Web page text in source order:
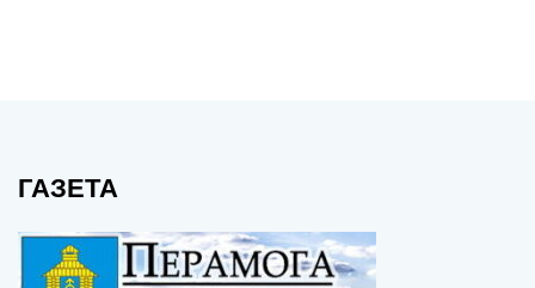
ГАЗЕТА